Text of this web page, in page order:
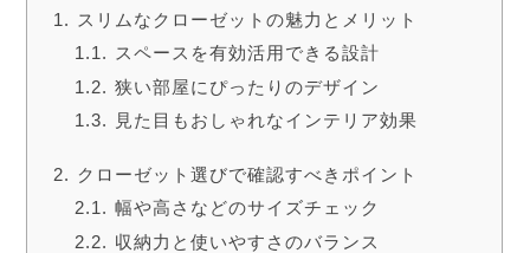
スリムなクローゼットの魅力とメリット
スペースを有効活用できる設計
狭い部屋にぴったりのデザイン
見た目もおしゃれなインテリア効果
クローゼット選びで確認すべきポイント
幅や高さなどのサイズチェック
収納力と使いやすさのバランス